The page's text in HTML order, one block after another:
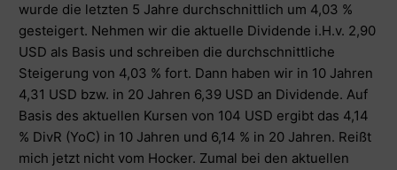
wurde die letzten 5 Jahre durchschnittlich um 4,03 %
gesteigert. Nehmen wir die aktuelle Dividende i.H.v. 2,90
USD als Basis und schreiben die durchschnittliche
Steigerung von 4,03 % fort. Dann haben wir in 10 Jahren
4,31 USD bzw. in 20 Jahren 6,39 USD an Dividende. Auf
Basis des aktuellen Kursen von 104 USD ergibt das 4,14
% DivR (YoC) in 10 Jahren und 6,14 % in 20 Jahren. Reißt
mich jetzt nicht vom Hocker. Zumal bei den aktuellen